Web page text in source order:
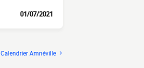
01/07/2021
Calendrier Amnéville